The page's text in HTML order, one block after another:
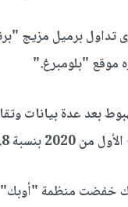
موقع "بلومبرغ".
بعد عدة بيانات
وذلك للمرة الأولى منذ 1992
خفضت منظمة "أوبك"